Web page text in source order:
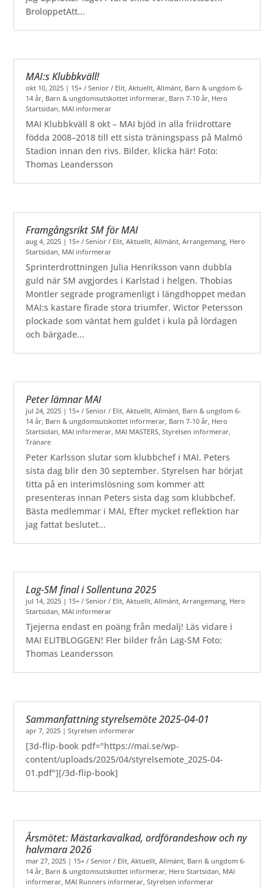
BroloppetAtt...
MAI:s Klubbkväll!
okt 10, 2025 | 15+ / Senior / Elit,Aktuellt,Allmänt, Barn & ungdom 6-
14 år, Barn & ungdomsutskottet informerar, Barn 7-10 år, Hero
Startsidan, MAI informerar
MAI Klubbkväll 8 okt – MAI bjöd in alla friidrottare
födda 2008–2018 till ett sista träningspass på Malmö
Stadion innan den rivs. Bilder, klicka här! Foto:
Thomas Leandersson
Framgångsrikt SM för MAI
aug 4, 2025 | 15+ / Senior / Elit ,Aktuellt ,Allmänt ,Arrangemang Hero
Startsidan MAI informerar
Sprinterdrottningen Julia Henriksson vann dubbla
guld när SM avgjordes i Karlstad i helgen. Thobias
Montler segrade programenligt i längdhoppet medan
MAI:s kastare firade stora triumfer. Wictor Petersson
plockade som väntat hem guldet i kula på lördagen
och bärgade...
Peter lämnar MAI
jul 24, 2025 | 15+ / Senior / Elit ,Aktuellt ,Allmänt Barn & ungdom 6-
14 år Barn & ungdomsutskottet informerar Barn 7-10 år Hero
Startsidan MAI informerar MAI MASTERS ,Styrelsen informerar
Tränare
Peter Karlsson slutar som klubbchef i MAI. Peters
sista dag blir den 30 september. Styrelsen har börjat
titta på en interimslösning som kommer att
presenteras innan Peters sista dag som klubbchef.
Bästa medlemmar i MAI, Efter mycket reflektion har
jag fattat beslutet...
Lag-SM final i Sollentuna 2025
jul 14, 2025 | 15+ / Senior / Elit,Aktuellt,Allmänt,Arrangemang, Hero
Startsidan, MAI informerar
Tjejerna endast en poäng från medalj! Läs vidare i
MAI ELITBLOGGEN! Fler bilder från Lag-SM Foto:
Thomas Leandersson
Sammanfattning styrelsemöte 2025-04-01
apr 7, 2025 |Styrelsen informerar
[3d-flip-book pdf="https://mai.se/wp-
content/uploads/2025/04/styrelsemote_2025-04-
01.pdf"][/3d-flip-book]
Årsmötet: Mästarkavalkad, ordförandeshow och ny
halvmara 2026
mar 27, 2025 | 15+ / Senior / Elit,Aktuellt,Allmänt, Barn & ungdom 6-
14 år, Barn & ungdomsutskottet informerar, Hero Startsidan, MAI
informerar, MAI Runners informerar,Styrelsen informerar